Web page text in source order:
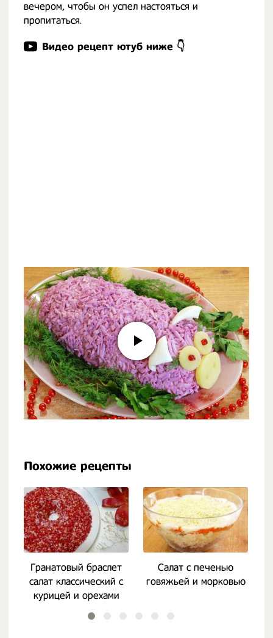
вечером, чтобы он успел настояться и
пропитаться.
Видео рецепт ютуб ниже 👇
Похожие рецепты
Гранатовый браслет
салат классический с
курицей и орехами
Салат с печенью
говяжьей и морковью